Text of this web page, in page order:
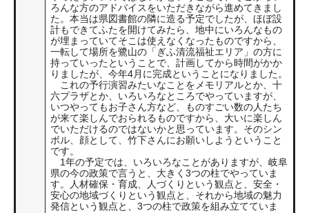
ろんな方のアドバイスをいただきながら進めてきまし
た。本当は県図書館の隣に造る予定でしたが、ほぼ設
計もできてふたを開けてみたら、地中にいろんなもの
が埋まっていてそこは使えなくなったものですから、
一転して場所を鷺山の「ぎふ清流福祉エリア」の方に
持っていったということで、計画してから時間がかか
りましたが、今年4月に完成ということになりました。
これの予行演習みたいなことをメモリアルとか、十
六プラザとか、いろいろなところでやっていますが、
いつやってもお子さん方など、ものすごい数の人たち
が来て楽しんでおられるものですから、大いに楽しん
でいただけるのではないかと思っています。そのシン
ボル、顔として、竹下さんにお願いしようということ
です。
1年の予定では、いろいろなことがありますが、岐阜
県の今の政策で言うと、大きく3つの柱でやっていま
す。人材確保・育成、人づくりという観点と、安全・
安心の地域づくりという観点と、それから地域の魅力
発信という観点と、3つの柱で政策を組み立てていま